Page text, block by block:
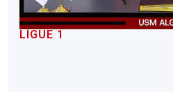
LIGUE 1